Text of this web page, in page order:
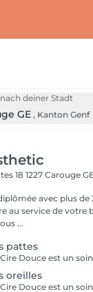
deiner Stadt
GE , Kanton Genf
181227 Carouge
avec plus
au service de votre
...
pattes
oreilles